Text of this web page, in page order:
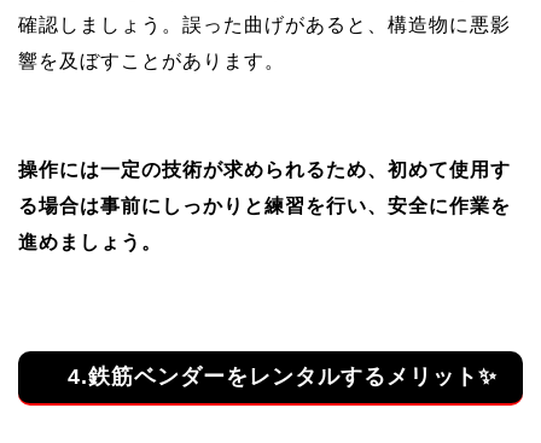
確認しましょう。誤った曲げがあると、構造物に悪影
響を及ぼすことがあります。
操作には一定の技術が求められるため、初めて使用す
る場合は事前にしっかりと練習を行い、安全に作業を
進めましょう。
4.鉄筋ベンダーをレンタルするメリット✨